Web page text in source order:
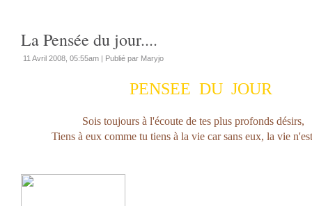
La Pensée du jour....
11 Avril 2008, 05:55am | Publié par Maryjo
PENSEE DU JOUR
Sois toujours à l'écoute de tes plus profonds désirs,
Tiens à eux comme tu tiens à la vie car sans eux, la vie